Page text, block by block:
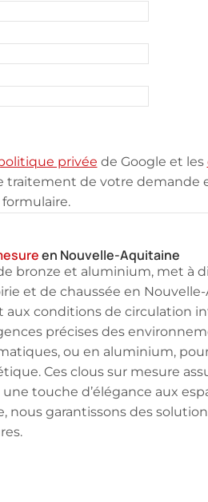
privéede Google et les
traitement de votre
en Nouvelle-Aquitaine
bronze et aluminium, met
et de chaussée en
aux conditions de
précises des
ou en aluminium,
Ces clous sur mesure
touche d’élégance aux
nous garantissons des